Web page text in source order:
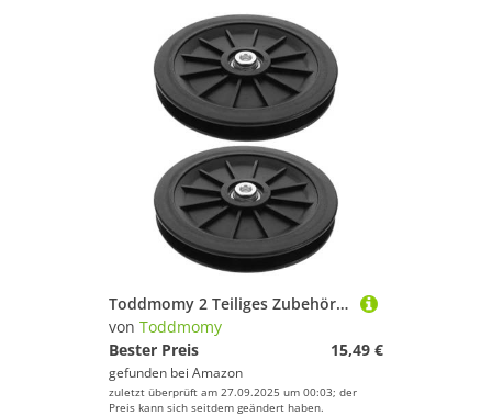
Toddmomy 2 Teiliges Zubehör Für Zuhause – Fitnesssysteme Gewichte Für Seilzüge Befestigungsgeräte Systemkabel Workout Universalmaschinen Übungs Nylon Aufsätze Hebeseilzug
von Toddmomy
Bester Preis
15,49 €
gefunden bei Amazon
zuletzt überprüft am 27.09.2025 um 00:03; der
Preis kann sich seitdem geändert haben.